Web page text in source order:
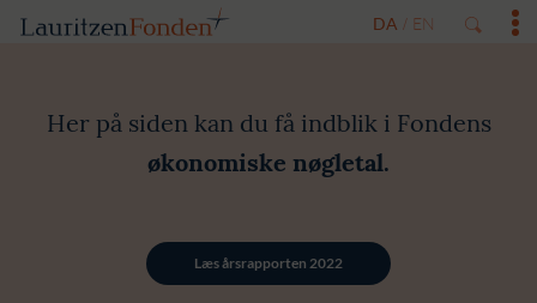
DA / EN
Årsrapport og nøgletal for
Her på siden kan du få indblik i Fondens
økonomiske nøgletal.
Læs årsrapporten 2022